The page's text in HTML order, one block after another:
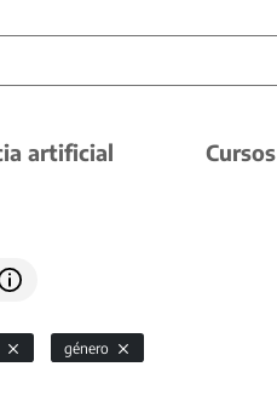
artificial Cursos
género